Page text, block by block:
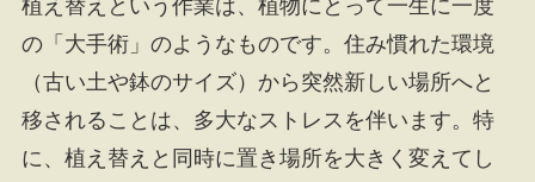
植え替えという作業は、植物にとって一生に一度
の「大手術」のようなものです。住み慣れた環境
（古い土や鉢のサイズ）から突然新しい場所へと
移されることは、多大なストレスを伴います。特
に、植え替えと同時に置き場所を大きく変えてし